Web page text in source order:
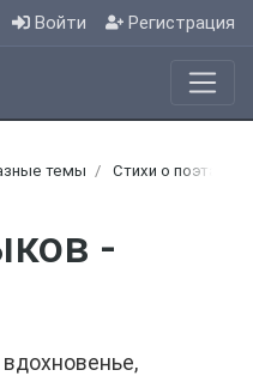
Войти Регистрация
темы Стихи о поэтах
-